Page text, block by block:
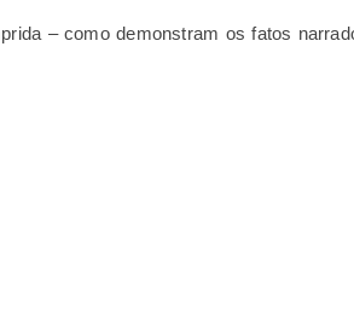
– como demonstram os fatos